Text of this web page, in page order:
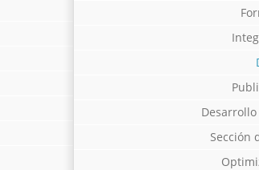
Desarrollo
Sección